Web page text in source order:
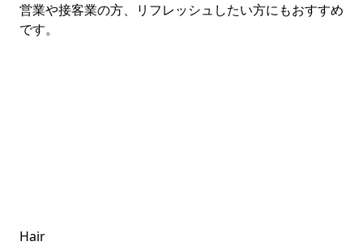
営業や接客業の方、リフレッシュしたい方にもおすすめ
です。
Hair